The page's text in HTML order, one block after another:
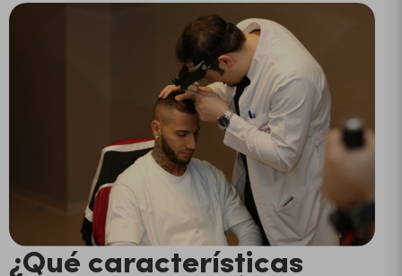
¿Qué características